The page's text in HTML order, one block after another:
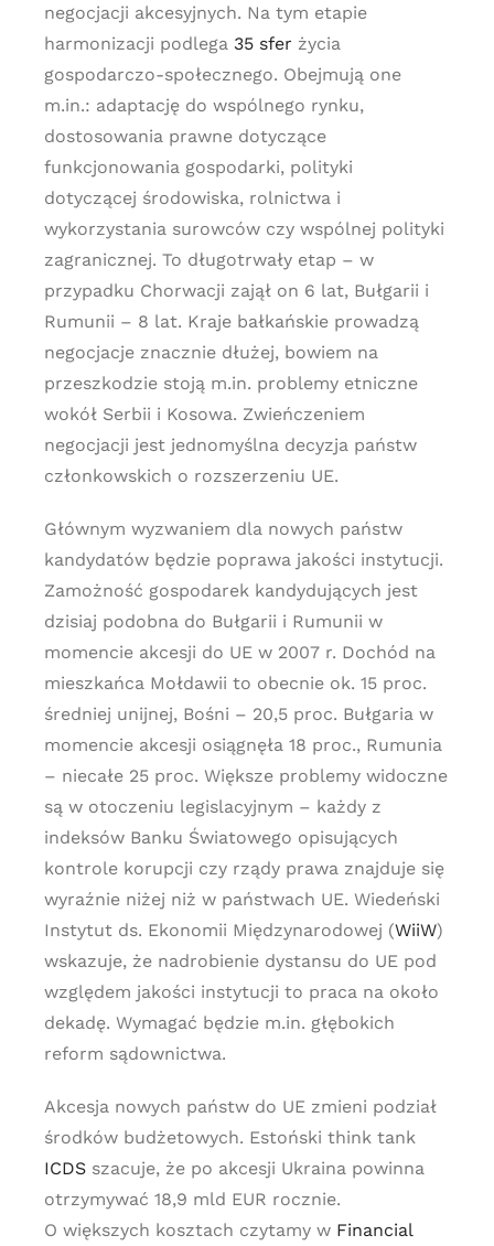
negocjacji akcesyjnych. Na tym etapie
harmonizacji podlega 35 sfer życia
gospodarczo-społecznego. Obejmują one
m.in.: adaptację do wspólnego rynku,
dostosowania prawne dotyczące
funkcjonowania gospodarki, polityki
dotyczącej środowiska, rolnictwa i
wykorzystania surowców czy wspólnej polityki
zagranicznej. To długotrwały etap – w
przypadku Chorwacji zajął on 6 lat, Bułgarii i
Rumunii – 8 lat. Kraje bałkańskie prowadzą
negocjacje znacznie dłużej, bowiem na
przeszkodzie stoją m.in. problemy etniczne
wokół Serbii i Kosowa. Zwieńczeniem
negocjacji jest jednomyślna decyzja państw
członkowskich o rozszerzeniu UE.
Głównym wyzwaniem dla nowych państw
kandydatów będzie poprawa jakości instytucji.
Zamożność gospodarek kandydujących jest
dzisiaj podobna do Bułgarii i Rumunii w
momencie akcesji do UE w 2007 r. Dochód na
mieszkańca Mołdawii to obecnie ok. 15 proc.
średniej unijnej, Bośni – 20,5 proc. Bułgaria w
momencie akcesji osiągnęła 18 proc., Rumunia
– niecałe 25 proc. Większe problemy widoczne
są w otoczeniu legislacyjnym – każdy z
indeksów Banku Światowego opisujących
kontrole korupcji czy rządy prawa znajduje się
wyraźnie niżej niż w państwach UE. Wiedeński
Instytut ds. Ekonomii Międzynarodowej (WiiW)
wskazuje, że nadrobienie dystansu do UE pod
względem jakości instytucji to praca na około
dekadę. Wymagać będzie m.in. głębokich
reform sądownictwa.
Akcesja nowych państw do UE zmieni podział
środków budżetowych. Estoński think tank
ICDSszacuje, że po akcesji Ukraina powinna
otrzymywać 18,9 mld EUR rocznie.
O większych kosztach czytamy w Financial